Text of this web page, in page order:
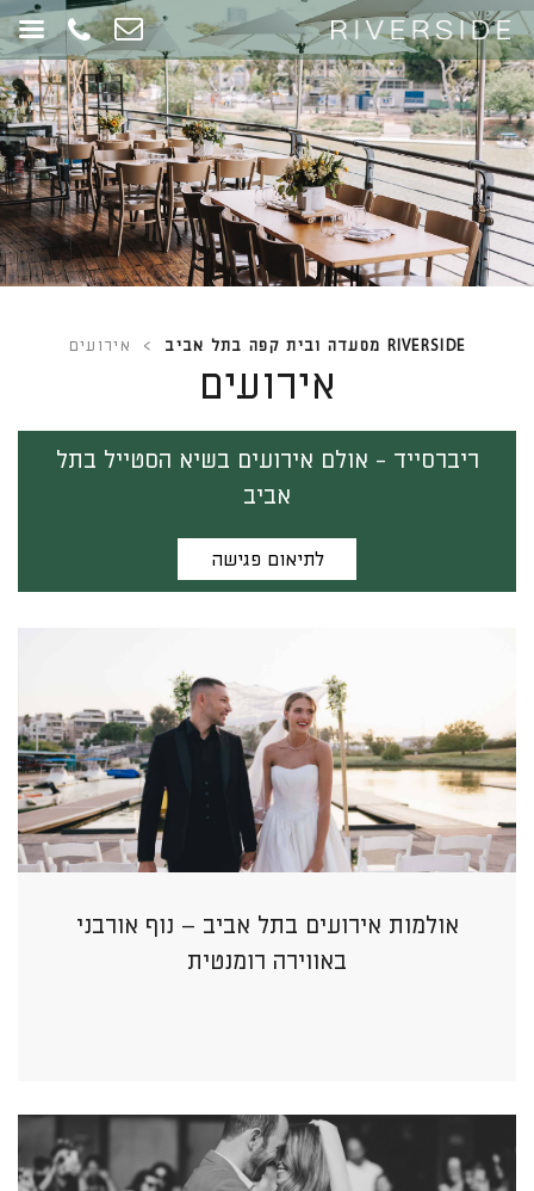
RIVERSIDE מסעדה ובית קפה בתל אביב > אירועים
אירועים
ריברסייד - אולם אירועים בשיא הסטייל בתל
אביב
לתיאום פגישה
אולמות אירועים בתל אביב – נוף אורבני
באווירה רומנטית